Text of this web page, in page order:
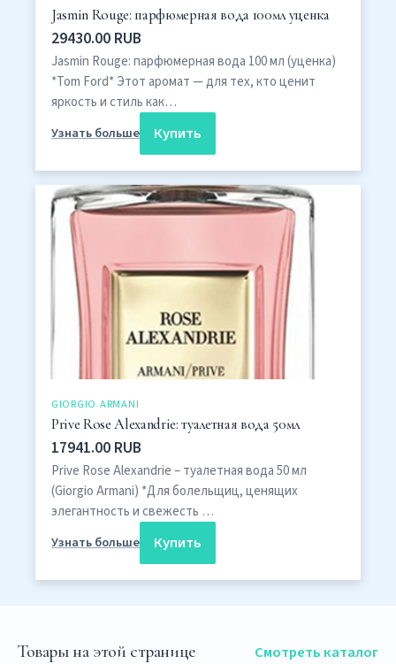
Jasmin Rouge: парфюмерная вода 100мл уценка
29430.00 RUB
Jasmin Rouge: парфюмерная вода 100 мл (уценка)
*Tom Ford* Этот аромат — для тех, кто ценит
яркость и стиль как…
Узнать больше
Купить
GIORGIO ARMANI
Prive Rose Alexandrie: туалетная вода 50мл
17941.00 RUB
Prive Rose Alexandrie – туалетная вода 50 мл
(Giorgio Armani) *Для болельщиц, ценящих
элегантность и свежесть …
Узнать больше
Купить
Товары на этой странице Смотреть каталог